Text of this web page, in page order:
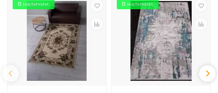
В наличии. В наличии.